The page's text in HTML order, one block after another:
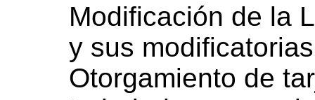
Modificación de la
y sus
Otorgamiento de